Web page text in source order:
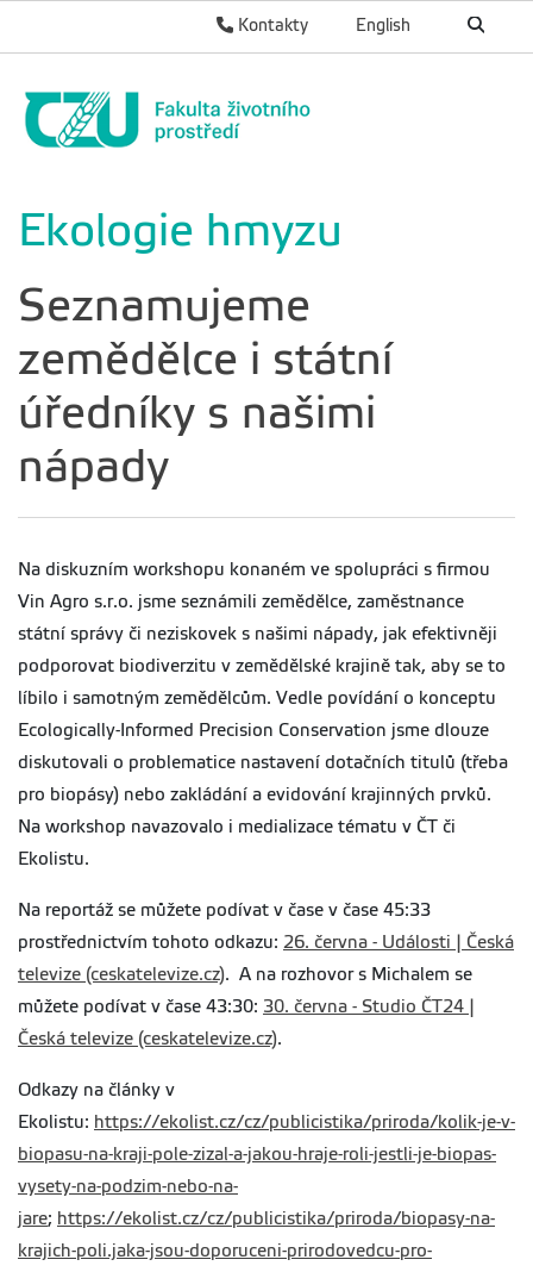
English
Kontakty
Ekologie hmyzu
Seznamujeme
zemědělce i státní
úředníky s našimi
nápady
Na diskuzním workshopu konaném ve spolupráci s firmou
Vin Agro s.r.o. jsme seznámili zemědělce, zaměstnance
státní správy či neziskovek s našimi nápady, jak efektivněji
podporovat biodiverzitu v zemědělské krajině tak, aby se to
líbilo i samotným zemědělcům. Vedle povídání o konceptu
Ecologically-Informed Precision Conservation jsme dlouze
diskutovali o problematice nastavení dotačních titulů (třeba
pro biopásy) nebo zakládání a evidování krajinných prvků.
Na workshop navazovalo i medializace tématu v ČT či
Ekolistu.
Na reportáž se můžete podívat v čase v čase 45:33
prostřednictvím tohoto odkazu: 26. června - Události | Česká
televize (ceskatelevize.cz). A na rozhovor s Michalem se
můžete podívat v čase 43:30: 30. června - Studio ČT24 |
Česká televize (ceskatelevize.cz).
Odkazy na články v
Ekolistu: https://ekolist.cz/cz/publicistika/priroda/kolik-je-v-
biopasu-na-kraji-pole-zizal-a-jakou-hraje-roli-jestli-je-biopas-
vysety-na-podzim-nebo-na-
jare; https://ekolist.cz/cz/publicistika/priroda/biopasy-na-
krajich-poli.jaka-jsou-doporuceni-prirodovedcu-pro-